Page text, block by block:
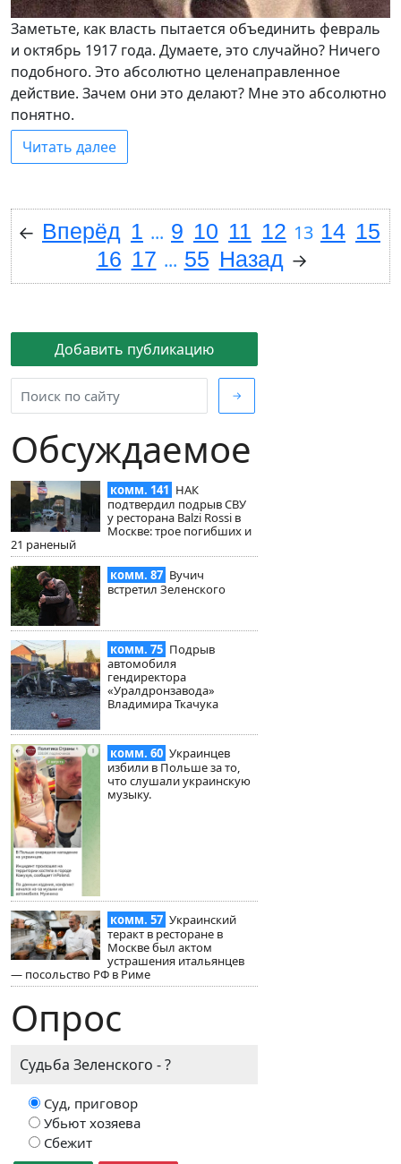
Добавить публикацию
→
Обсуждаемое
комм. 141 НАК
подтвердил подрыв СВУ
у ресторана Balzi Rossi в
Москве: трое погибших и
21 раненый
комм. 87 Вучич
встретил Зеленского
комм. 75 Подрыв
автомобиля
гендиректора
«Уралдронзавода»
Владимира Ткачука
комм. 60 Украинцев
избили в Польше за то,
что слушали украинскую
музыку.
комм. 57 Украинский
теракт в ресторане в
Москве был актом
устрашения итальянцев
— посольство РФ в Риме
Опрос
Судьба Зеленского - ?
Суд, приговор
Убьют хозяева
Сбежит
Заметьте, как власть пытается объединить февраль
и октябрь 1917 года. Думаете, это случайно? Ничего
подобного. Это абсолютно целенаправленное
действие. Зачем они это делают? Мне это абсолютно
понятно.
Читать далее
← Вперёд 1 ... 9 10 11 12 13 14 15
16 17 ... 55 Назад →